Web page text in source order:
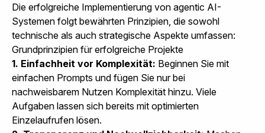
Die erfolgreiche Implementierung von agentic AI-
Systemen folgt bewährten Prinzipien, die sowohl
technische als auch strategische Aspekte umfassen:
Grundprinzipien für erfolgreiche Projekte
1. Einfachheit vor Komplexität: Beginnen Sie mit
einfachen Prompts und fügen Sie nur bei
nachweisbarem Nutzen Komplexität hinzu. Viele
Aufgaben lassen sich bereits mit optimierten
Einzelaufrufen lösen.